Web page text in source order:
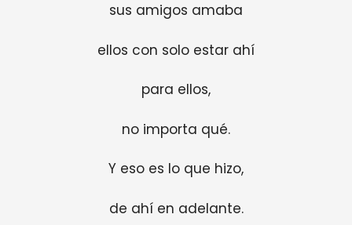
sus amigos amaba
ellos con solo estar ahí
para ellos,
no importa qué.
Y eso es lo que hizo,
de ahí en adelante.